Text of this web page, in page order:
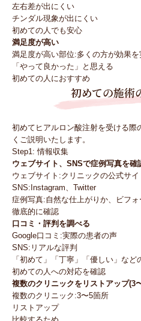
左右差が出にくい
チンダル現象が出にくい
初めての人でも安心
満足度が高い
満足度が高い部位:多くの方が効果を
「やって良かった」と思える
初めての人におすすめ
初めての施術
初めてヒアルロン酸注射を受ける際
くご説明いたします。
Step1: 情報収集
ウェブサイト、SNSで症例写真を確
ウェブサイト:クリニックの公式サイ
SNS:Instagram、Twitter
症例写真:自然な仕上がりか、ビフォ
徹底的に確認
口コミ・評判を調べる
Google口コミ:実際の患者の声
SNS:リアルな評判
「初めて」「丁寧」「優しい」など
初めての人への対応を確認
複数のクリニックをリストアップ(3
複数のクリニック:3〜5箇所
リストアップ